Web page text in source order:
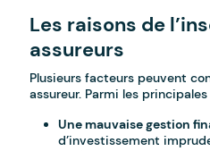
Les raisons de
assureurs
Plusieurs facteurs peuvent
assureur. Parmi les
Une mauvaise gestion
d’investissement